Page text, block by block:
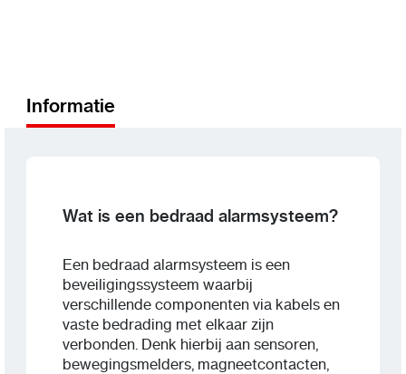
Informatie
Wat is een bedraad alarmsysteem?
Een bedraad alarmsysteem is een
beveiligingssysteem waarbij
verschillende componenten via kabels en
vaste bedrading met elkaar zijn
verbonden. Denk hierbij aan sensoren,
bewegingsmelders, magneetcontacten,